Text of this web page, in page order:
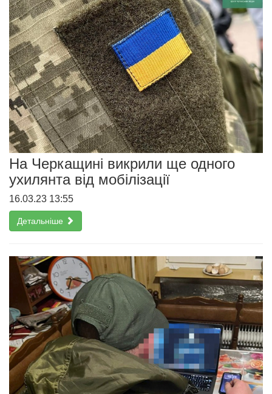
На Черкащині викрили ще одного
ухилянта від мобілізації
16.03.23 13:55
Детальніше